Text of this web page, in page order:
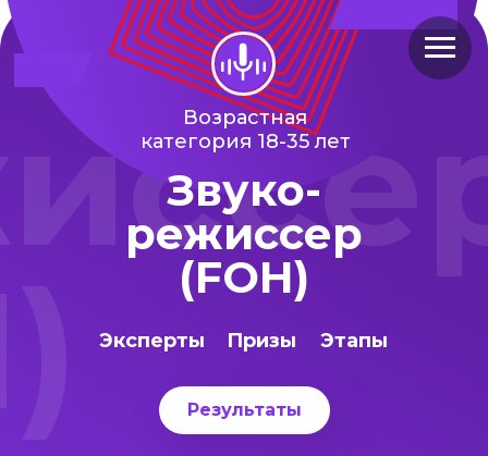
Возрастная
категория 18-35 лет
Звуко-
режиссер
(FOH)
Эксперты Этапы
Призы
Результаты